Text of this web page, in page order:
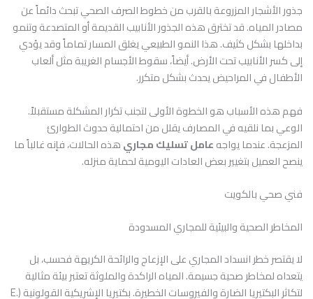
جذور الأشجار المزروعة بالقرب من خطوط الصرف الصحي تبحث دائماً عن
مصادر المياه. قد تخترق هذه الجذور الأنابيب القديمة أو المتصدعة وتنمو
بداخلها بشكل كثيف. هذا النمو الطبيعي يغلق المسار تماماً وقد يؤدي
إلى كسر الأنابيب تحت الأرض. أيضاً، سقوط الأجسام الغريبة مثل ألعاب
الأطفال في المراحيض يحدث بشكل متكرر.
فهم هذه الأسباب هو الخطوة الأولى لتجنب تكرار المشكلة مستقبلاً.
الوعي بما نلقيه في المصارف يقلل من احتمالية حدوث الطوارئ
المزعجة. عندما يواجهعامل تسليك مجاريهذه الحالات، فإنه غالباً ما
ينصح العميل بتغيير بعض العادات اليومية لحماية منزله.
فني صحي بالكويت
المخاطر الصحية والبيئية للمجاري المسدودة
لا يقتصر خطر انسداد المجاري على الإزعاج والرائحة الكريهة فحسب، بل
يتعداه لمخاطر صحية جسيمة. المياه الراكدة والملوثة تعتبر بيئة مثالية
لتكاثر البكتيريا الضارة والفيروسات الخطيرة. بكتيريا الإشريكية القولونية (E.